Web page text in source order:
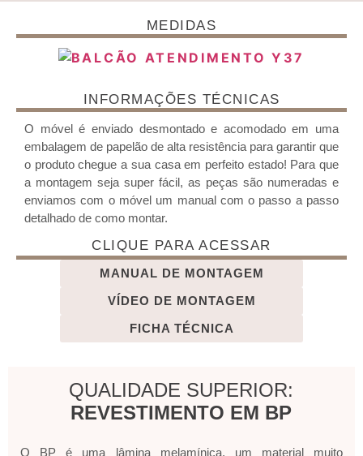
MEDIDAS
INFORMAÇÕES TÉCNICAS
O móvel é enviado desmontado e acomodado em uma
embalagem de papelão de alta resistência para garantir que
o produto chegue a sua casa em perfeito estado! Para que
a montagem seja super fácil, as peças são numeradas e
enviamos com o móvel um manual com o passo a passo
detalhado de como montar.
CLIQUE PARA ACESSAR
MANUAL DE MONTAGEM
VÍDEO DE MONTAGEM
FICHA TÉCNICA
QUALIDADE SUPERIOR:
REVESTIMENTO EM BP
O BP é uma lâmina melamínica, um material muito